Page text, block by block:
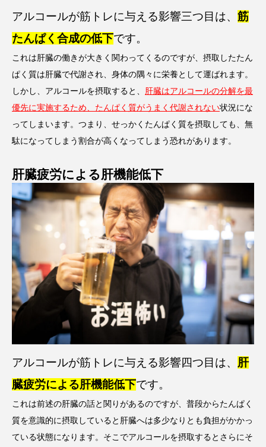
アルコールが筋トレに与える影響三つ目は、 筋
たんぱく合成の低下です。
これは肝臓の働きが大きく関わってくるのですが、摂取したたん
ぱく質は肝臓で代謝され、身体の隅々に栄養として運ばれます。
しかし、アルコールを摂取すると、 肝臓はアルコールの分解を最
優先に実施するため、たんぱく質がうまく代謝されない状況にな
ってしまいます。つまり、せっかくたんぱく質を摂取しても、無
駄になってしまう割合が高くなってしまう恐れがあります。
肝臓疲労による肝機能低下
アルコールが筋トレに与える影響四つ目は、 肝
臓疲労による肝機能低下です。
これは前述の肝臓の話と関りがあるのですが、普段からたんぱく
質を意識的に摂取していると肝臓へは多少なりとも負担がかかっ
ている状態になります。そこでアルコールを摂取するとさらにそ